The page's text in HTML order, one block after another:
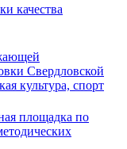
качества
Свердловской
культура, спорт
площадка по